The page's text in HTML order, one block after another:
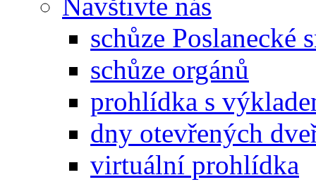
schůze Poslanecké
schůze orgánů
prohlídka s
dny otevřených
virtuální prohlídka